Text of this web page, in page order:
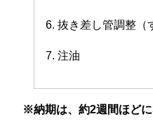
6. 抜き差し管調整（
7. 注油
※納期は、約2週間ほどに